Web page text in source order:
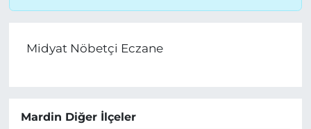
Midyat Nöbetçi Eczane
Mardin Diğer İlçeler